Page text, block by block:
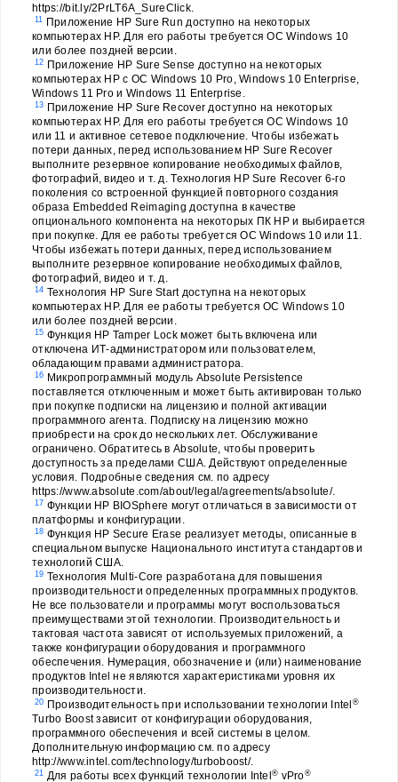
https://bit.ly/2PrLT6A_SureClick.
11
Приложение HP Sure Run доступно на некоторых
компьютерах HP. Для его работы требуется ОС Windows 10
или более поздней версии.
12 Приложение HP Sure Sense доступно на некоторых
компьютерах HP с ОС Windows 10 Pro, Windows 10 Enterprise,
Windows 11 Pro и Windows 11 Enterprise.
13 Приложение HP Sure Recover доступно на некоторых
компьютерах HP. Для его работы требуется ОС Windows 10
или 11 и активное сетевое подключение. Чтобы избежать
потери данных, перед использованием HP Sure Recover
выполните резервное копирование необходимых файлов,
фотографий, видео и т. д. Технология HP Sure Recover 6-го
поколения со встроенной функцией повторного создания
образа Embedded Reimaging доступна в качестве
опционального компонента на некоторых ПК HP и выбирается
при покупке. Для ее работы требуется ОС Windows 10 или 11.
Чтобы избежать потери данных, перед использованием
выполните резервное копирование необходимых файлов,
фотографий, видео и т. д.
14 Технология HP Sure Start доступна на некоторых
компьютерах HP. Для ее работы требуется ОС Windows 10
или более поздней версии.
15 Функция HP Tamper Lock может быть включена или
отключена ИТ-администратором или пользователем,
обладающим правами администратора.
16 Микропрограммный модуль Absolute Persistence
поставляется отключенным и может быть активирован только
при покупке подписки на лицензию и полной активации
программного агента. Подписку на лицензию можно
приобрести на срок до нескольких лет. Обслуживание
ограничено. Обратитесь в Absolute, чтобы проверить
доступность за пределами США. Действуют определенные
условия. Подробные сведения см. по адресу
https://www.absolute.com/about/legal/agreements/absolute/.
17 Функции HP BIOSphere могут отличаться в зависимости от
платформы и конфигурации.
18 Функция HP Secure Erase реализует методы, описанные в
специальном выпуске Национального института стандартов и
технологий США.
19 Технология Multi-Core разработана для повышения
производительности определенных программных продуктов.
Не все пользователи и программы могут воспользоваться
преимуществами этой технологии. Производительность и
тактовая частота зависят от используемых приложений, а
также конфигурации оборудования и программного
обеспечения. Нумерация, обозначение и (или) наименование
продуктов Intel не являются характеристиками уровня их
производительности.
20 Производительность при использовании технологии Intel ®
Turbo Boost зависит от конфигурации оборудования,
программного обеспечения и всей системы в целом.
Дополнительную информацию см. по адресу
http://www.intel.com/technology/turboboost/.
21 Для работы всех функций технологии Intel® vPro®